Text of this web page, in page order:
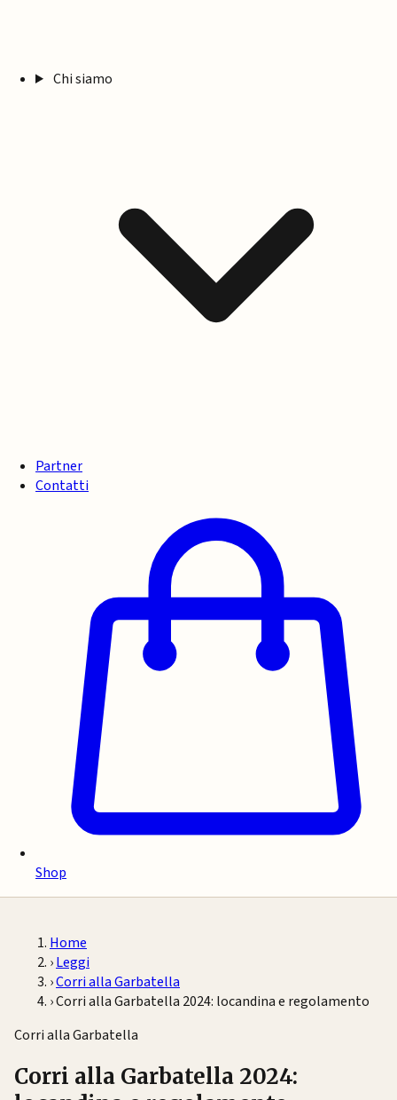
Chi siamo
Partner
Contatti
Shop
Home
›Leggi
›Corri alla Garbatella
›Corri alla Garbatella 2024: locandina e regolamento
Corri alla Garbatella
Corri alla Garbatella 2024: